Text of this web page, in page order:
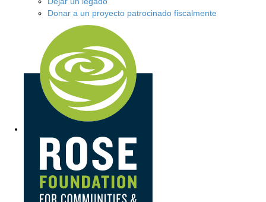
Donar a un proyecto patrocinado fiscalmente